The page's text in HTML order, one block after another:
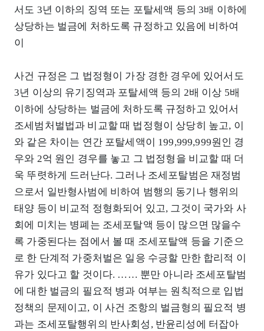
서도 3년 이하의 징역 또는 포탈세액 등의 3배 이하에
상당하는 벌금에 처하도록 규정하고 있음에 비하여
이
사건 규정은 그 법정형이 가장 경한 경우에 있어서도
3년 이상의 유기징역과 포탈세액 등의 2배 이상 5배
이하에 상당하는 벌금에 처하도록 규정하고 있어서
조세범처벌법과 비교할 때 법정형이 상당히 높고, 이
와 같은 차이는 연간 포탈세액이 199,999,999원인 경
우와 2억 원인 경우를 놓고 그 법정형을 비교할 때 더
욱 뚜렷하게 드러난다. 그러나 조세포탈범은 재정범
으로서 일반형사범에 비하여 범행의 동기나 행위의
태양 등이 비교적 정형화되어 있고, 그것이 국가와 사
회에 미치는 병폐는 조세포탈액 등이 많으면 많을수
록 가중된다는 점에서 볼 때 조세포탈액 등을 기준으
로 한 단계적 가중처벌은 일응 수긍할 만한 합리적 이
유가 있다고 할 것이다. …… 뿐만 아니라 조세포탈범
에 대한 벌금의 필요적 병과 여부는 원칙적으로 입법
정책의 문제이고, 이 사건 조항의 벌금형의 필요적 병
과는 조세포탈행위의 반사회성, 반윤리성에 터잡아